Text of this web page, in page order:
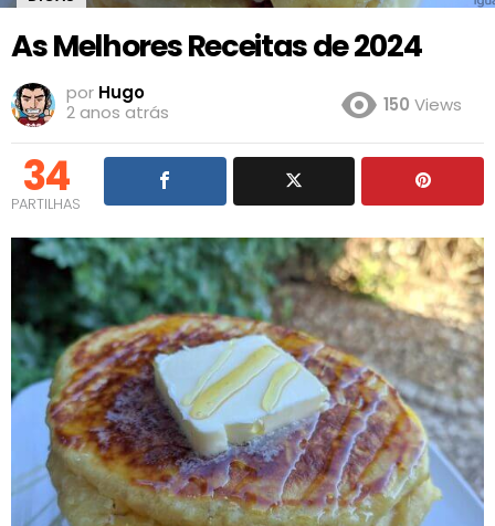
As Melhores Receitas de 2024
por Hugo
2 anos atrás
150 Views
34
PARTILHAS